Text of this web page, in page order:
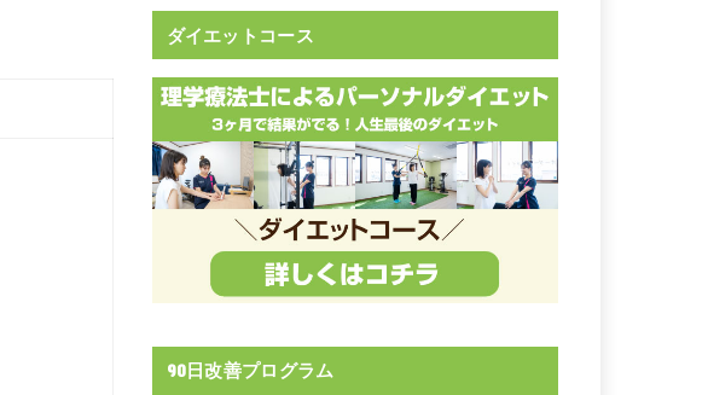
ダイエットコース
90日改善プログラム